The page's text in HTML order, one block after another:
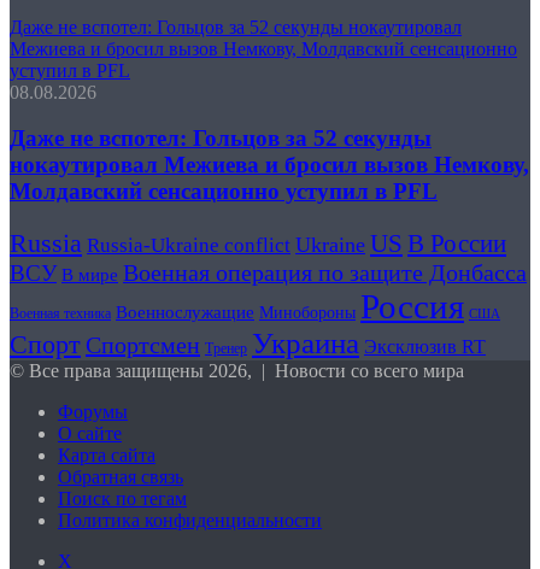
Даже не вспотел: Гольцов за 52 секунды нокаутировал
Межиева и бросил вызов Немкову, Молдавский сенсационно
уступил в PFL
08.08.2026
Даже не вспотел: Гольцов за 52 секунды
нокаутировал Межиева и бросил вызов Немкову,
Молдавский сенсационно уступил в PFL
Russia Russia-Ukraine conflict Ukraine US В России
ВСУ В мире Военная операция по защите Донбасса
Военная техника Военнослужащие Минобороны Россия США
СпортСпортсмен Тренер Украина Эксклюзив RT
© Все права защищены 2026, | Новости со всего мира
Форумы
О сайте
Карта сайта
Обратная связь
Поиск по тегам
Политика конфиденциальности
X